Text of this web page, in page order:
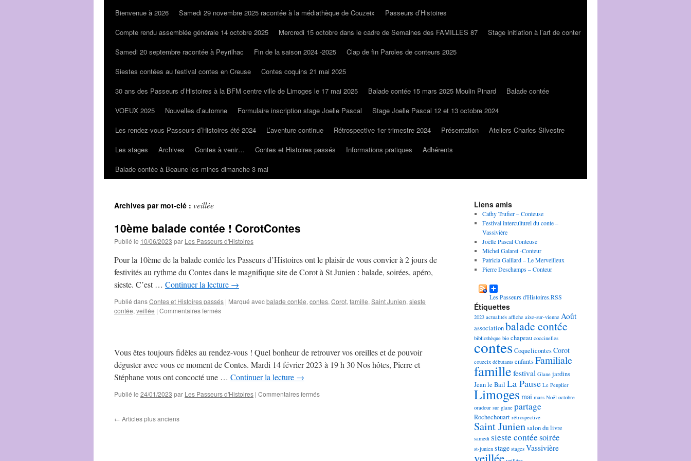
Bienvenue à 2026
Samedi 29 novembre 2025 racontée à la médiathèque de Couzeix
Passeurs d’Histoires
Compte rendu assemblée générale 14 octobre 2025
Mercredi 15 octobre dans le cadre de Semaines des FAMILLES 87
Stage initiation à l’art de conter
Samedi 20 septembre racontée à Peyrilhac
Fin de la saison 2024 -2025
Clap de fin Paroles de conteurs 2025
Siestes contées au festival contes en Creuse
Contes coquins 21 mai 2025
30 ans des Passeurs d’Histoires à la BFM centre ville de Limoges le 17 mai 2025
Balade contée 15 mars 2025 Moulin Pinard
Balade contée
VOEUX 2025
Nouvelles d’automne Formulaire inscription stage Joelle Pascal
Stage Joelle Pascal 12 et 13 octobre 2024
Les rendez-vous Passeurs d’Histoires été 2024
L’aventure continue Rétrospective 1er trimestre 2024 Présentation
Ateliers Charles Silvestre
Les stages
Archives Contes à venir… Contes et Histoires passés Informations pratiques
Adhérents
Balade contée à Beaune les mines dimanche 3 mai
Archives par mot-clé : veillée
10ème balade contée ! CorotContes
Publié le 10/06/2023 par Les Passeurs d'Histoires
Pour la 10ème de la balade contée les Passeurs d’Histoires ont le plaisir de vous convier à 2 jours de
festivités au rythme du Contes dans le magnifique site de Corot à St Junien : balade, soirées, apéro,
sieste. C’est … Continuer la lecture →
Publié dansContes et Histoires passés | Marqué avecbalade contée, contes, Corot, famille, Saint Junien, sieste
contée, veillée | Commentaires ferméssur
CorotContes
Vous êtes toujours fidèles au rendez-vous ! Quel bonheur de retrouver vos oreilles et de pouvoir
déguster avec vous ce moment de Contes. Mardi 14 février 2023 à 19 h 30 Nos hôtes, Pierre et
Stéphane vous ont concocté une … Continuer la lecture →
Publié le 24/01/2023 par Les Passeurs d'Histoires | Commentaires ferméssur
← Articles plus anciens
Liens amis
Cathy Trufier – Conteuse
Festival interculturel du conte –
Vassivière
Joëlle Pascal Conteuse
Michel Galaret -Conteur
Patricia Gaillard – Le Merveilleux
Pierre Deschamps – Conteur
Les Passeurs d'Histoires.RSS
Étiquettes
2023 actualités affiche aixe-sur-vienne Août
associationbalade contée
bibliothèque bio chapeau coccinelles
contesCoquelicontesCorot
couzeix débutants enfantsFamiliale
famille festival Glane jardins
Jean le Bail La Pause Le Peuplier
Limoges mai mars Noël octobre
oradour sur glane partage
Rochechouart rétrospective
Saint Juniensalon du livre
samedi sieste contéesoirée
st-junien stage stages Vassivière